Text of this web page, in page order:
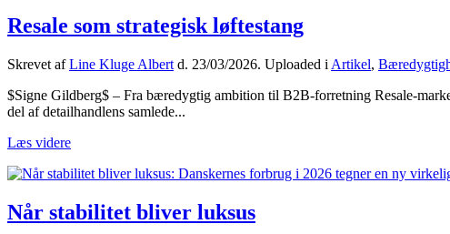
Resale som strategisk løftestang
Skrevet afLine Kluge Albert d. 23/03/2026. Uploaded i Artikel,
$Signe Gildberg$ – Fra bæredygtig ambition til B2B-forretning Resale-
del af detailhandlens samlede...
Læs videre
Når stabilitet bliver luksus